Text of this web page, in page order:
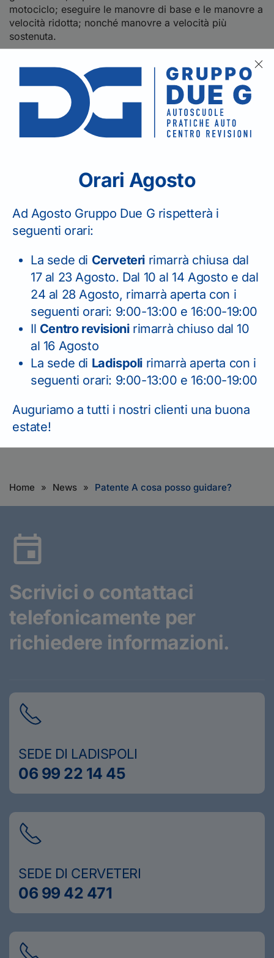
motociclo; eseguire le manovre di base e le manovre a
velocità ridotta; nonché manovre a velocità più
sostenuta.
guida nel traffico.
Ricorda che potrai fare massimo 3 ore di formazione
al giorno e guiderai veicoli con le stesse caratteristiche
di quelli usati per l’esame pratico delle rispettive
patenti.
esame? Rivolgiti al Gruppo Due G.
Torna indietro
Home News Patente A cosa posso guidare?
Scrivici o contattaci
telefonicamente per
richiedere informazioni.
SEDE DI LADISPOLI
06 99 22 14 45
SEDE DI CERVETERI
06 99 42 471
Orari Agosto
Ad Agosto Gruppo Due G rispetterà i
seguenti orari:
La sede di Cerveteri rimarrà chiusa dal
17 al 23 Agosto. Dal 10 al 14 Agosto e dal
24 al 28 Agosto, rimarrà aperta con i
seguenti orari: 9:00-13:00 e 16:00-19:00
Il Centro revisionirimarrà chiuso dal 10
al 16 Agosto
La sede di Ladispoli rimarrà aperta con i
seguenti orari: 9:00-13:00 e 16:00-19:00
Auguriamo a tutti i nostri clienti una buona
estate!